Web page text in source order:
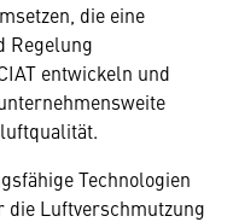
die eine
Regelung
entwickeln und
Technologien
Luftverschmutzung